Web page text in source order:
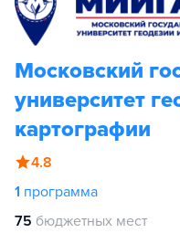
Московский
университет
картографии
4.8
1 программа
75 бюджетных мест